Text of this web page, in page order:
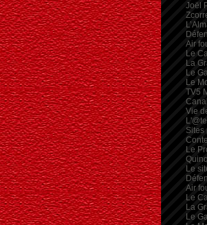
Joël
Air
Le
La
Le
Le
TV5
Vie
Sites
Le
Le
Air
Le
La
Le